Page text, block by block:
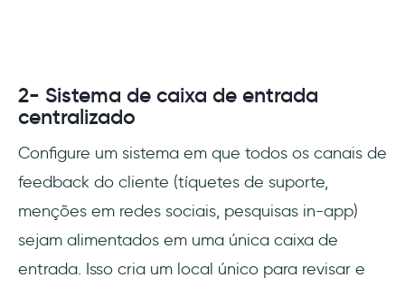
2- Sistema de caixa de entrada
centralizado
Configure um sistema em que todos os canais de
feedback do cliente (tíquetes de suporte,
menções em redes sociais, pesquisas in-app)
sejam alimentados em uma única caixa de
entrada. Isso cria um local único para revisar e